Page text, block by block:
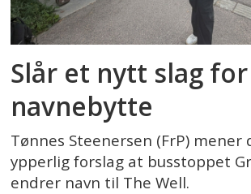
Slår et nytt slag for
navnebytte
Tønnes Steenersen (FrP) mener
ypperlig forslag at busstoppet
endrer navn til The Well.